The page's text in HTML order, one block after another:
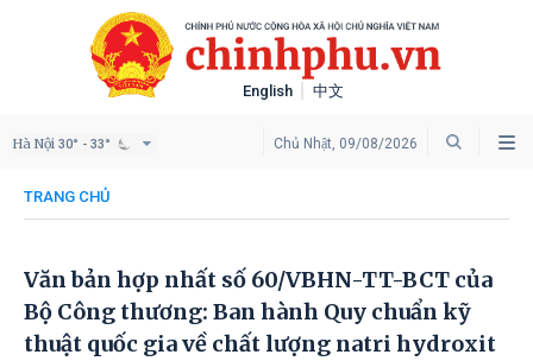
English 中文
Chủ Nhật, 09/08/2026
Hà Nội 30° - 33°
TRANG CHỦ
Văn bản hợp nhất số 60/VBHN-TT-BCT của
Bộ Công thương: Ban hành Quy chuẩn kỹ
thuật quốc gia về chất lượng natri hydroxit